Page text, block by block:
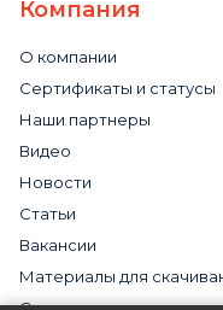
Компания
О компании
Сертификаты и статусы
Наши партнеры
Видео
Новости
Статьи
Вакансии
Материалы для